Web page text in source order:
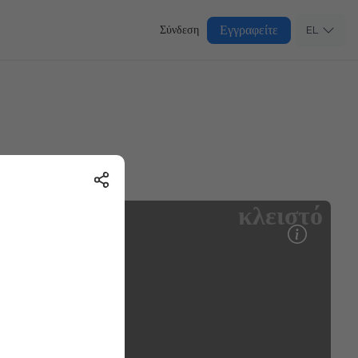
Σύνδεση Εγγραφείτε EL
κλειστό